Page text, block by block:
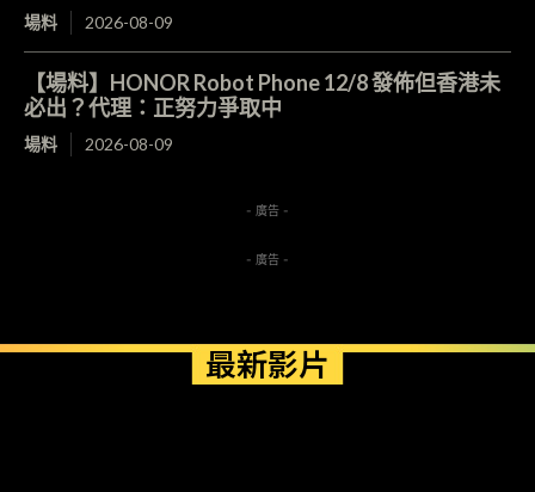
場料 2026-08-09
【場料】HONOR Robot Phone 12/8 發佈但香港未
必出？代理：正努力爭取中
場料 2026-08-09
- 廣告 -
- 廣告 -
最新影片